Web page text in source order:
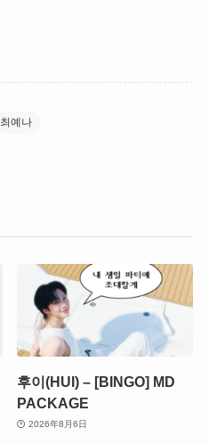
최예나
후이(HUI) – [BINGO] MD
PACKAGE
2026年8月6日